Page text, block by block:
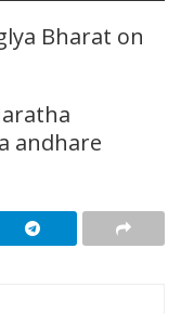
Bharat on
andhare